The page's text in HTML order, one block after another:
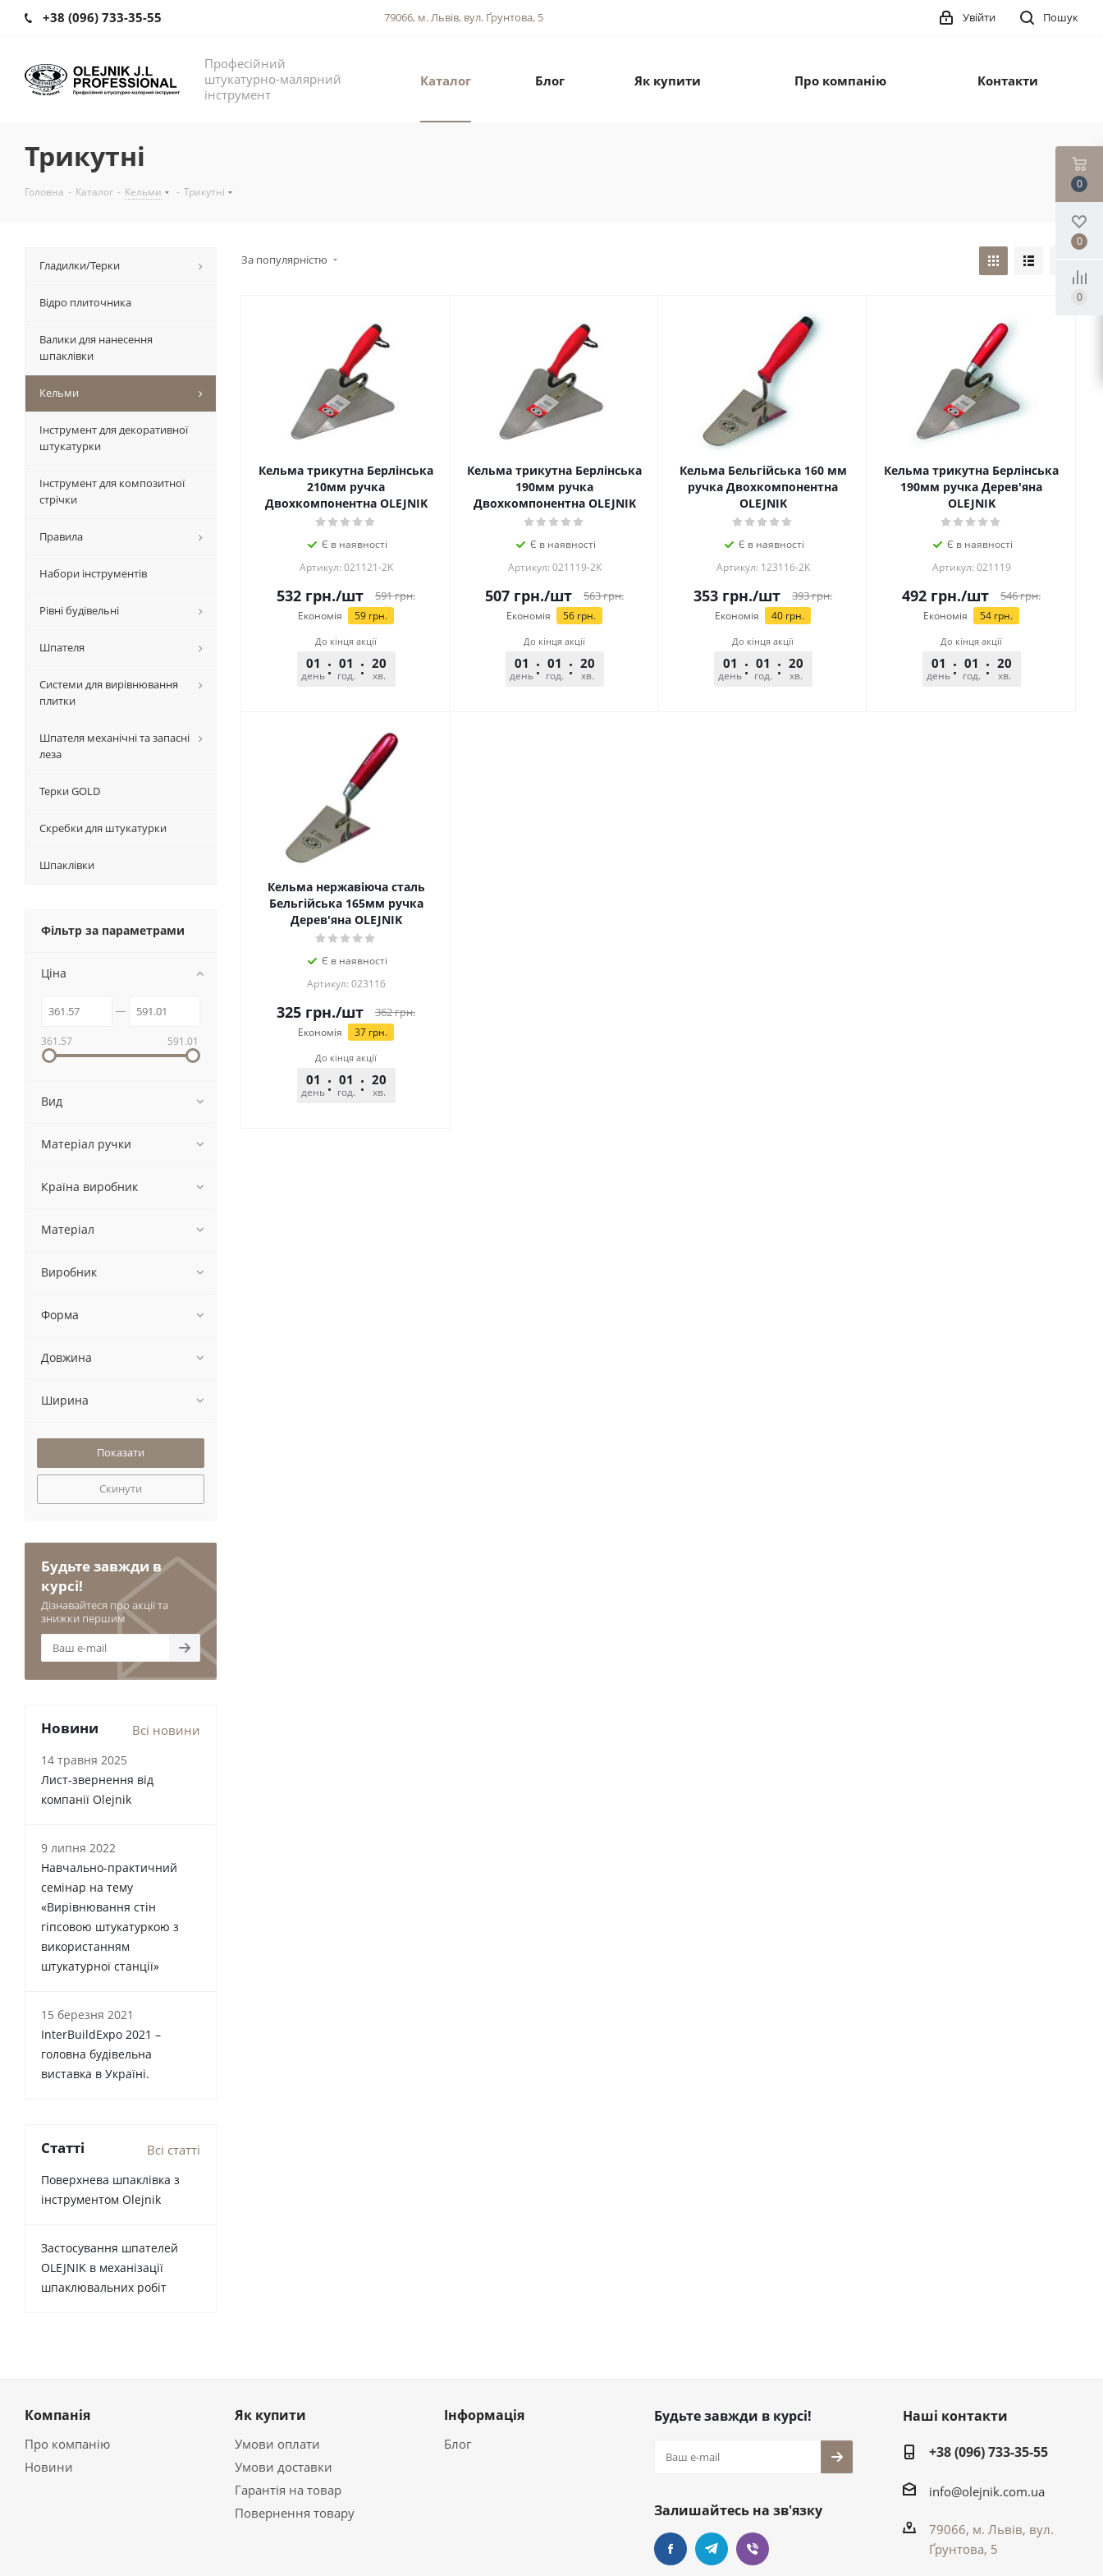
+38 (096) 733-35-55 79066, м. Львів, вул. Ґрунтова, 5 Пошук
Увійти
Професійний
штукатурно-малярний
інструмент
Каталог Блог Як купити Про компанію Контакти
Трикутні
Головна - Каталог - Кельми - Трикутні
За популярністю
Кельма трикутна Берлінська
210мм ручка
Двохкомпонентна OLEJNIK
Є в наявності
Артикул: 021121-2K
532 грн./шт 591грн.
Економія 59 грн.
До кінця акції
01
день
01
год.
20
хв.
Кельма трикутна Берлінська
190мм ручка
Двохкомпонентна OLEJNIK
Є в наявності
Артикул: 021119-2K
507 грн./шт 563грн.
Економія 56 грн.
До кінця акції
01
день
01
год.
20
хв.
Кельма Бельгійська 160 мм
ручка Двохкомпонентна
OLEJNIK
Є в наявності
Артикул: 123116-2K
353 грн./шт 393грн.
Економія 40 грн.
До кінця акції
01
день
01
год.
20
хв.
Кельма трикутна Берлінська
190мм ручка Дерев'яна
OLEJNIK
Є в наявності
Артикул: 021119
492 грн./шт 546грн.
Економія 54 грн.
До кінця акції
01
день
01
год.
20
хв.
Кельма нержавіюча сталь
Бельгійська 165мм ручка
Дерев'яна OLEJNIK
Є в наявності
Артикул: 023116
325 грн./шт 362грн.
Економія 37 грн.
До кінця акції
01
день
01
год.
20
хв.
Гладилки/Терки
Відро плиточника
Валики для нанесення
шпаклівки
Кельми
Інструмент для декоративної
штукатурки
Інструмент для композитної
стрічки
Правила
Набори інструментів
Рівні будівельні
Шпателя
Системи для вирівнювання
плитки
Шпателя механічні та запасні
леза
Терки GOLD
Скребки для штукатурки
Шпаклівки
Фільтр за параметрами
Ціна
361.57 591.01
Вид
Матеріал ручки
Країна виробник
Матеріал
Виробник
Форма
Довжина
Ширина
Скинути
Будьте завжди в
курсі!
Дізнавайтеся про акції та
знижки першим
Новини Всі новини
14 травня 2025
Лист-звернення від
компанії Olejnik
9 липня 2022
Навчально-практичний
семінар на тему
«Вирівнювання стін
гіпсовою штукатуркою з
використанням
штукатурної станції»
15 березня 2021
InterBuildExpo 2021 –
головна будівельна
виставка в Україні.
Статті Всі статті
Поверхнева шпаклівка з
інструментом Olejnik
Застосування шпателей
OLEJNIK в механізації
шпаклювальних робіт
Компанія
Про компанію
Новини
Як купити
Умови оплати
Умови доставки
Гарантія на товар
Повернення товару
Інформація
Блог
Будьте завжди в курсі!
Залишайтесь на зв'язку
Наші контакти
+38 (096) 733-35-55
info@olejnik.com.ua
79066, м. Львів, вул.
Ґрунтова, 5
0
0
0